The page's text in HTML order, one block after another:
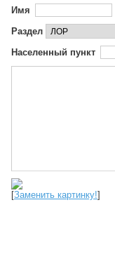
Имя
Раздел
Населенный пункт
[Заменить картинку!]